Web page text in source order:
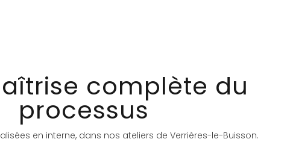
complète du
processus
en interne, dans nos ateliers de Verrières-le-Buisson.